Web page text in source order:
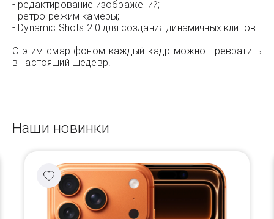
- редактирование изображений;
- ретро-режим камеры;
- Dynamic Shots 2.0 для создания динамичных клипов.
С этим смартфоном каждый кадр можно превратить
в настоящий шедевр.
Наши новинки